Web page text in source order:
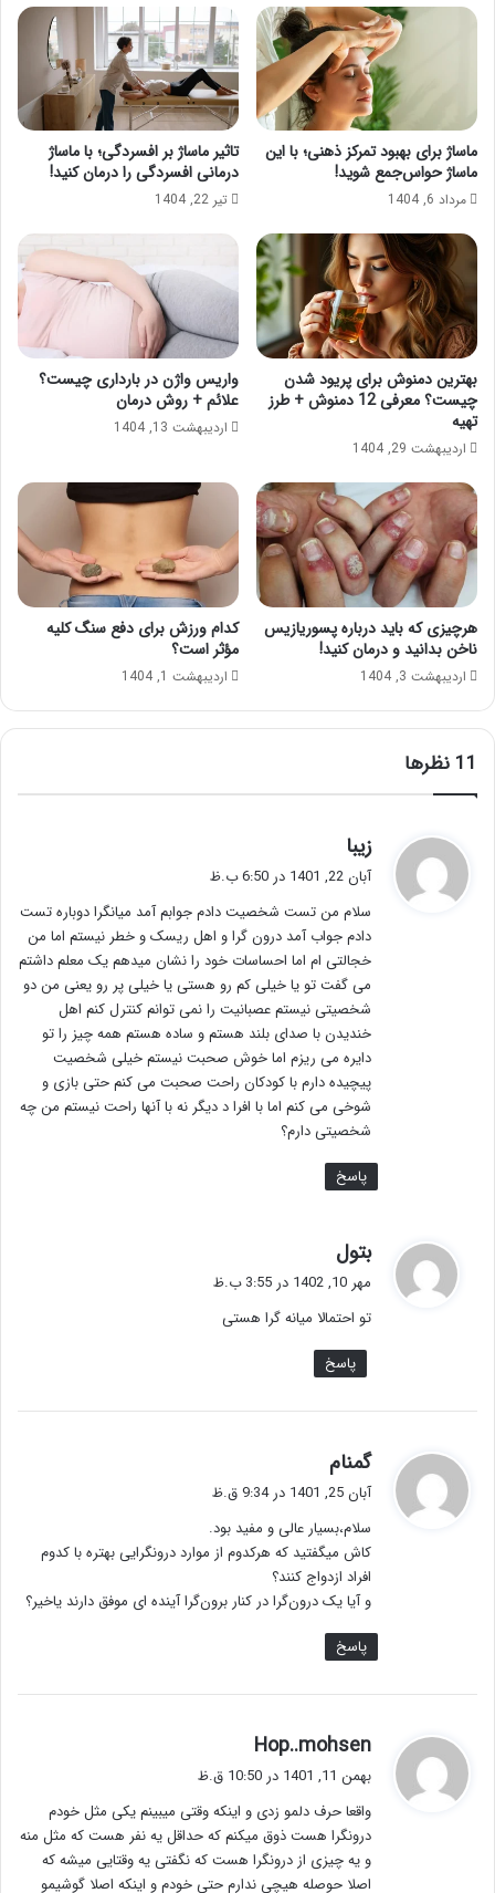
ماساژ برای بهبود تمرکز ذهنی؛ با این
ماساژ حواس‌جمع شوید!
مرداد 6, 1404
تاثیر ماساژ بر افسردگی؛ با ماساژ
درمانی افسردگی را درمان کنید!
تیر 22, 1404
بهترین دمنوش برای پریود شدن
چیست؟ معرفی 12 دمنوش + طرز
تهیه
اردیبهشت 29, 1404
واریس واژن در بارداری چیست؟
علائم + روش درمان
اردیبهشت 13, 1404
هرچیزی که باید درباره پسوریازیس
ناخن بدانید و درمان کنید!
اردیبهشت 3, 1404
کدام ورزش برای دفع سنگ کلیه
مؤثر است؟
اردیبهشت 1, 1404
‫11 نظرها
زیبا
ف
:
آبان 22, 1401 در 6:50 ب.ظ
سلام من تست شخصیت دادم جوابم آمد میانگرا دوباره تست
دادم جواب آمد درون گرا و اهل ریسک و خطر نیستم اما من
خجالتی ام اما احساسات خود را نشان میدهم یک معلم داشتم
می گفت تو یا خیلی کم رو هستی یا خیلی پر رو یعنی من دو
شخصیتی نیستم عصبانیت را نمی توانم کنترل کنم اهل
خندیدن با صدای بلند هستم و ساده هستم همه چیز را تو
دایره می ریزم اما خوش صحبت نیستم خیلی شخصیت
پیچیده دارم با کودکان راحت صحبت می کنم حتی بازی و
شوخی می کنم اما با افرا د دیگر نه با آنها راحت نیستم من چه
شخصیتی دارم؟
پاسخ
بتول
ف
:
مهر 10, 1402 در 3:55 ب.ظ
تو احتمالا میانه گرا هستی
پاسخ
گمنام
:
آبان 25, 1401 در 9:34 ق.ظ
سلام،بسیار عالی و مفید بود.
کاش میگفتید که هرکدوم از موارد درونگرایی بهتره با کدوم
افراد ازدواج کنند؟
و آیا یک درون‌گرا در کنار برون‌گرا آینده ای موفق دارند یاخیر؟
پاسخ
Hop..mohsen
ف
:
بهمن 11, 1401 در 10:50 ق.ظ
واقعا حرف دلمو زدی و اینکه وقتی میبینم یکی مثل خودم
درونگرا هست ذوق میکنم که حداقل یه نفر هست که مثل منه
و یه چیزی از درونگرا هست که نگفتی یه وقتایی میشه که
اصلا حوصله هیچی ندارم حتی خودم و اینکه اصلا گوشیمو